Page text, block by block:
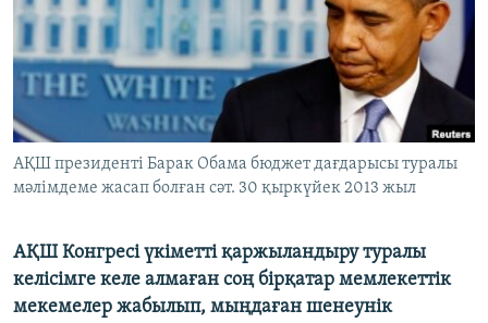
ЖАЗЫЛЫҢЫЗ
Басқа тілдерде
АҚШ президенті Барак Обама бюджет дағдарысы туралы
мәлімдеме жасап болған сәт. 30 қыркүйек 2013 жыл
АҚШ Конгресі үкіметті қаржыландыру туралы
келісімге келе алмаған соң бірқатар мемлекеттік
мекемелер жабылып, мыңдаған шенеунік